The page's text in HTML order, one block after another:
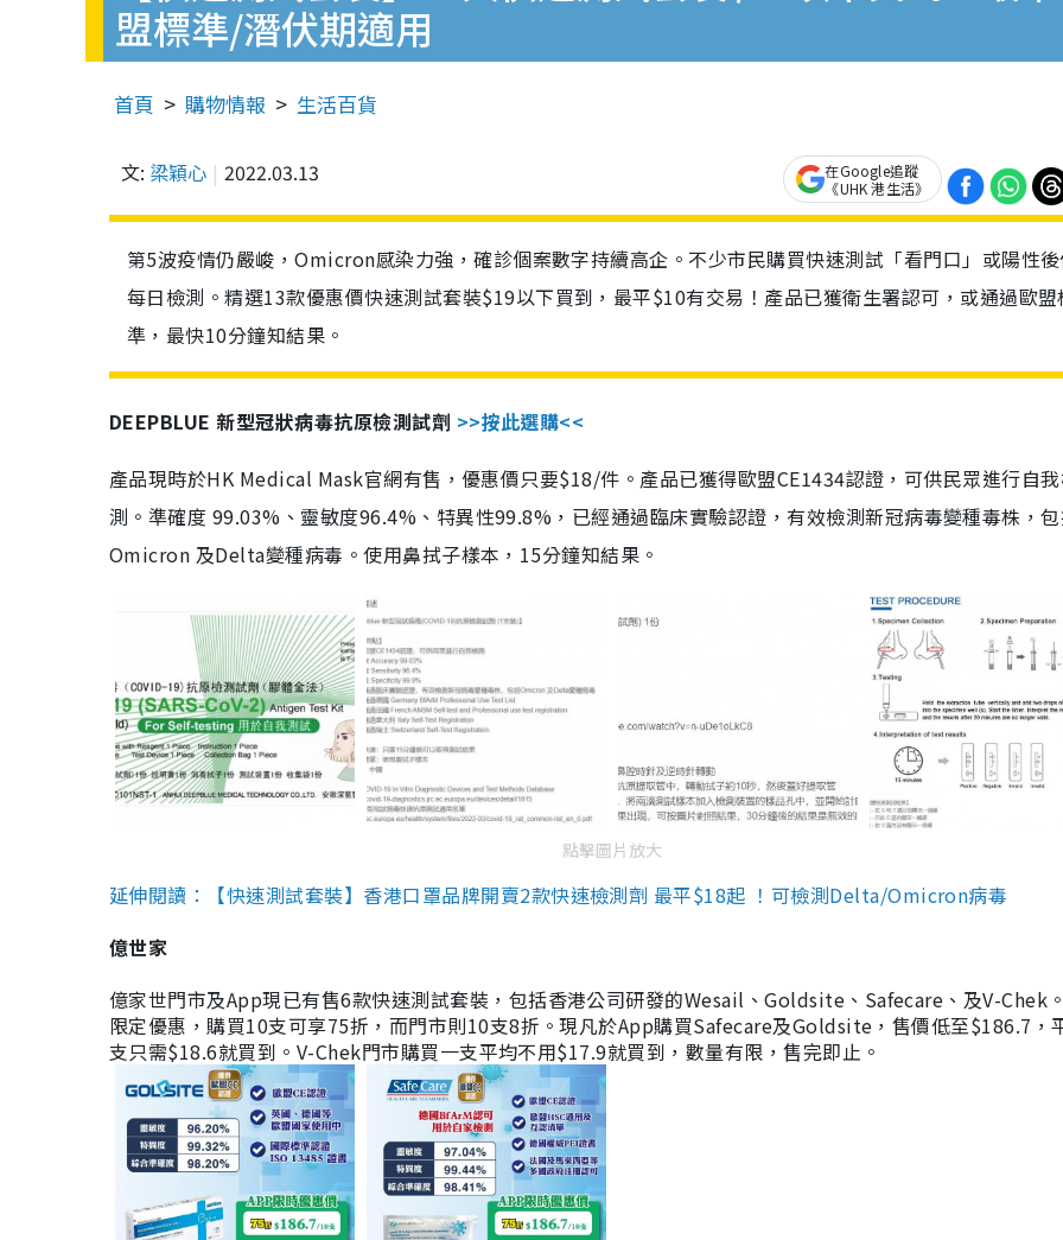
盟標準/潛伏期適用
首頁 購物情報 生活百貨
文: 梁穎心 2022.03.13
在Google追蹤
《UHK 港生活》
第5波疫情仍嚴峻，Omicron感染力強，確診個案數字持續高企。不少市民購買快速測試「看門口」或陽性
每日檢測。精選13款優惠價快速測試套裝$19以下買到，最平$10有交易！產品已獲衛生署認可，或通過歐盟
準，最快10分鐘知結果。
DEEPBLUE 新型冠狀病毒抗原檢測試劑 >>按此選購<<
產品現時於HK Medical Mask官網有售，優惠價只要$18/件。產品已獲得歐盟CE1434認證，可供民眾進行自
測。準確度 99.03%、靈敏度96.4%、特異性99.8%，已經通過臨床實驗認證，有效檢測新冠病毒變種毒株，
Omicron 及Delta變種病毒。使用鼻拭子樣本，15分鐘知結果。
點擊圖片放大
延伸閱讀：【快速測試套裝】香港口罩品牌開賣2款快速檢測劑 最平$18起 ！可檢測Delta/Omicron病毒
億世家
億家世門市及App現已有售6款快速測試套裝，包括香港公司研發的Wesail、Goldsite、Safecare、及V-Chek
限定優惠，購買10支可享75折，而門市則10支8折。現凡於App購買Safecare及Goldsite，售價低至$186.7，
支只需$18.6就買到。V-Chek門市購買一支平均不用$17.9就買到，數量有限，售完即止。